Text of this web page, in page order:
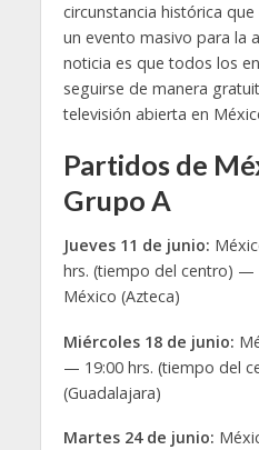
circunstancia histórica
un evento masivo para la
noticia es que todos los
seguirse de manera
televisión abierta en
Partidos de
Grupo A
Jueves 11 de junio:
hrs. (tiempo del centro) —
México (Azteca)
Miércoles 18 de junio:
— 19:00 hrs. (tiempo del
(Guadalajara)
Martes 24 de junio: